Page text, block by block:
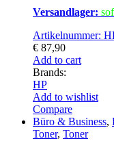
Versandlager:
Artikelnummer:
€ 87,90
Add to cart
Brands:
HP
Add to wishlist
Compare
Büro & Business,
Toner, Toner